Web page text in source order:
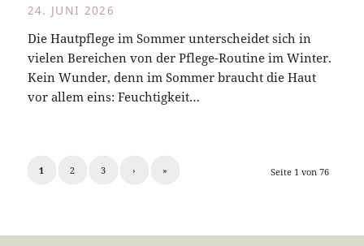
24. JUNI 2026
Die Hautpflege im Sommer unterscheidet sich in
vielen Bereichen von der Pflege-Routine im Winter.
Kein Wunder, denn im Sommer braucht die Haut
vor allem eins: Feuchtigkeit…
Seite 1 von 76
1 2 3 › »